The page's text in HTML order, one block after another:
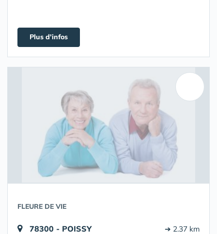
Plus d'infos
FLEURE DE VIE
78300 - POISSY ➔ 2.37 km